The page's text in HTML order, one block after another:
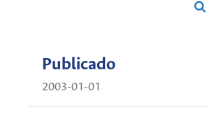
Publicado
2003-01-01